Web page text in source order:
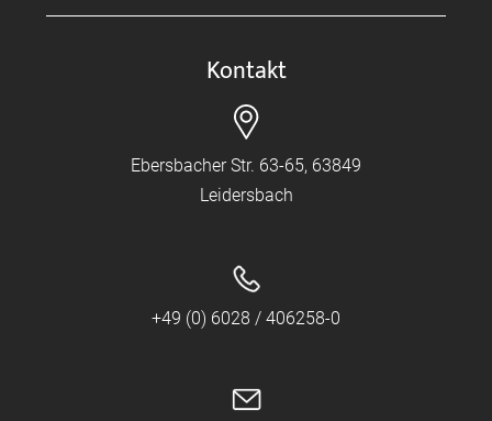
Kontakt
Ebersbacher Str. 63-65, 63849
Leidersbach
+49 (0) 6028 / 406258-0